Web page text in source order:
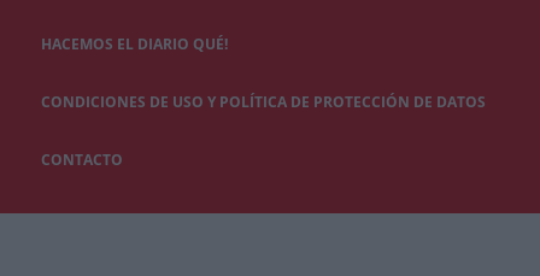
HACEMOS EL DIARIO QUÉ!
CONDICIONES DE USO Y POLÍTICA DE PROTECCIÓN DE DATOS
CONTACTO